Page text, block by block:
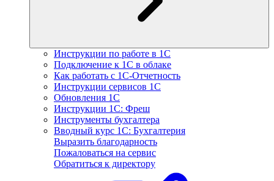
Инструкции по работе в 1С
Подключение к 1С в облаке
Как работать с 1С‑Отчетность
Инструкции сервисов 1С
Обновления 1С
Инструкции 1С: Фреш
Инструменты бухгалтера
Вводный курс 1С: Бухгалтерия
Выразить благодарность
Пожаловаться на сервис
Обратиться к директору